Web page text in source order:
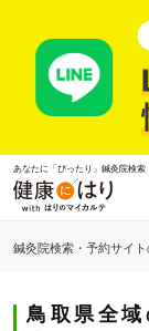
あなたに「ぴったり」鍼灸院検索
鍼灸院検索・予約サイ
鳥取県全